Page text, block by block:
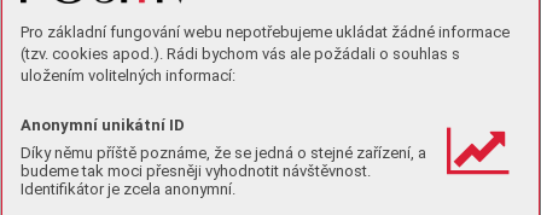
Pro základní fungování webu nepotřebujeme ukládat žádné informace
(tzv. cookies apod.). Rádi bychom vás ale požádali o souhlas s
uložením volitelných informací:
Anonymní unikátní ID
Díky němu příště poznáme, že se jedná o stejné zařízení, a
budeme tak moci přesněji vyhodnotit návštěvnost.
Identifikátor je zcela anonymní.
Řízení inovací v malé a střední firmě 52
Driving Innovation in Small and Medium Businesses
Inovace nejsou jen o nových nápadech 54
Innovation Is Not Only About New Ideas